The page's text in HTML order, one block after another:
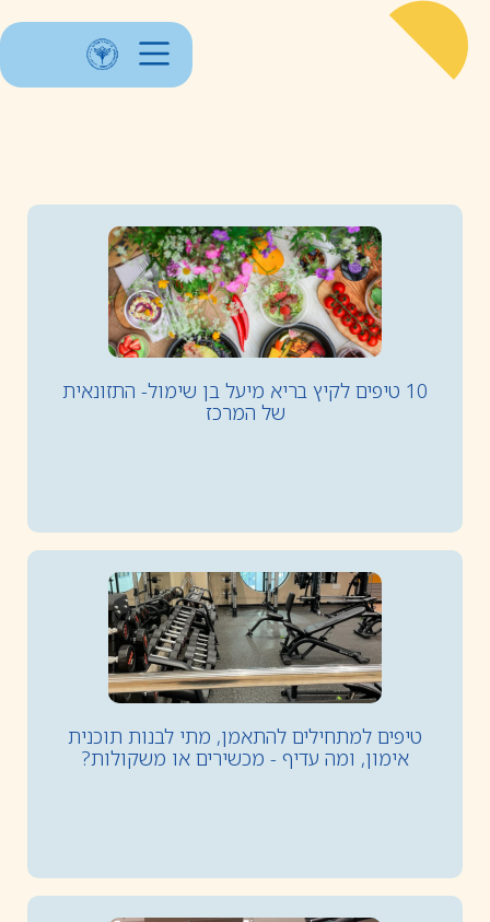
10 טיפים לקיץ בריא מיעל בן שימול- התזונאית
של המרכז
טיפים למתחילים להתאמן, מתי לבנות תוכנית
אימון, ומה עדיף - מכשירים או משקולות?